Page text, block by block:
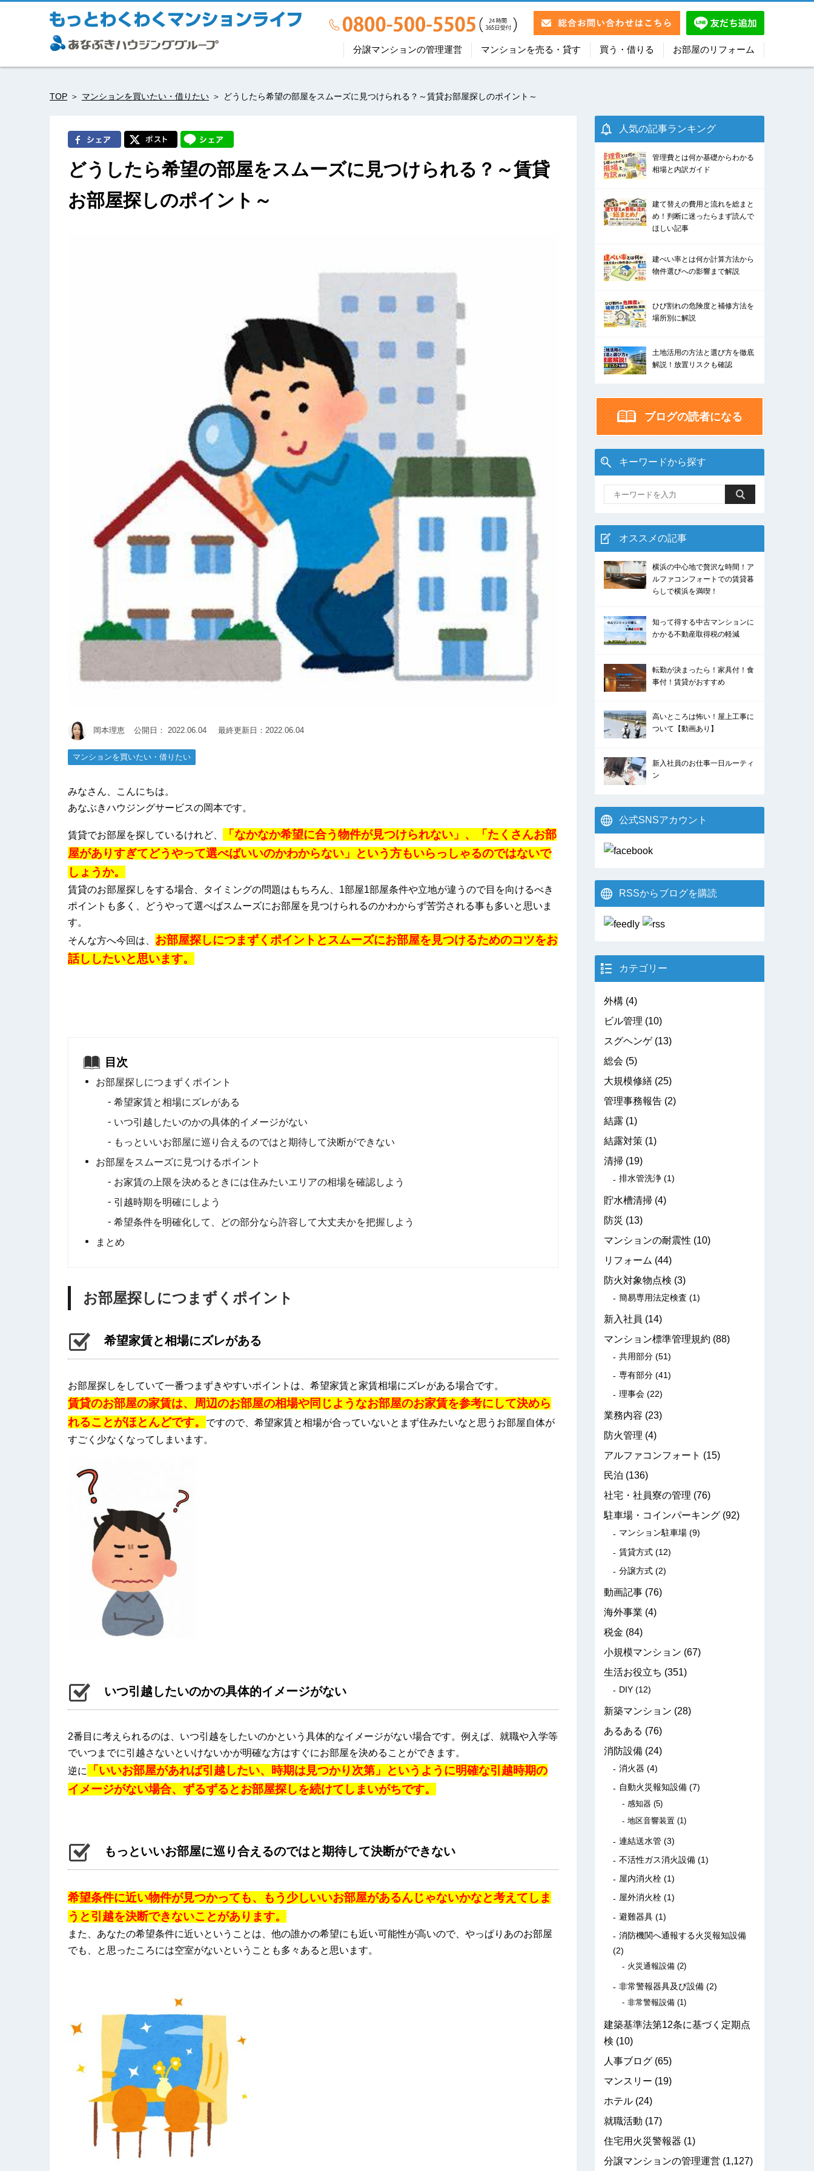
分譲マンションの管理運営 マンションを売る・貸す 買う・借りる お部屋のリフォーム
TOP マンションを買いたい・借りたい どうしたら希望の部屋をスムーズに見つけられる？～賃貸お部屋探しのポイント～
どうしたら希望の部屋をスムーズに見つけられる？～賃貸
お部屋探しのポイント～
岡本理恵 公開日： 2022.06.04 最終更新日：2022.06.04
マンションを買いたい・借りたい
みなさん、こんにちは。
あなぶきハウジングサービスの岡本です。
賃貸でお部屋を探しているけれど、
「なかなか希望に合う物件が見つけられない」、「たくさんお部
屋がありすぎてどうやって選べばいいのかわからない」という方もいらっしゃるのではないで
しょうか。
賃貸のお部屋探しをする場合、タイミングの問題はもちろん、1部屋1部屋条件や立地が違うので目を向けるべき
ポイントも多く、どうやって選べばスムーズにお部屋を見つけられるのかわからず苦労される事も多いと思いま
す。
そんな方へ今回は、 お部屋探しにつまずくポイントとスムーズにお部屋を見つけるためのコツをお
話ししたいと思います。
目次
お部屋探しにつまずくポイント
希望家賃と相場にズレがある
いつ引越したいのかの具体的イメージがない
もっといいお部屋に巡り合えるのではと期待して決断ができない
お部屋をスムーズに見つけるポイント
お家賃の上限を決めるときには住みたいエリアの相場を確認しよう
引越時期を明確にしよう
希望条件を明確化して、どの部分なら許容して大丈夫かを把握しよう
まとめ
お部屋探しにつまずくポイント
希望家賃と相場にズレがある
お部屋探しをしていて一番つまずきやすいポイントは、希望家賃と家賃相場にズレがある場合です。
賃貸のお部屋の家賃は、周辺のお部屋の相場や同じようなお部屋のお家賃を参考にして決めら
れることがほとんどです。
ですので、希望家賃と相場が合っていないとまず住みたいなと思うお部屋自体が
すごく少なくなってしまいます。
いつ引越したいのかの具体的イメージがない
2番目に考えられるのは、いつ引越をしたいのかという具体的なイメージがない場合です。例えば、就職や入学等
でいつまでに引越さないといけないかが明確な方はすぐにお部屋を決めることができます。
逆に
「いいお部屋があれば引越したい、時期は見つかり次第」というように明確な引越時期の
イメージがない場合、ずるずるとお部屋探しを続けてしまいがちです。
もっといいお部屋に巡り合えるのではと期待して決断ができない
希望条件に近い物件が見つかっても、もう少しいいお部屋があるんじゃないかなと考えてしま
うと引越を決断できないことがあります。
また、あなたの希望条件に近いということは、他の誰かの希望にも近い可能性が高いので、やっぱりあのお部屋
でも、と思ったころには空室がないということも多々あると思います。
人気の記事ランキング
管理費とは何か基礎からわかる
相場と内訳ガイド
建て替えの費用と流れを総まと
め！判断に迷ったらまず読んで
ほしい記事
建ぺい率とは何か計算方法から
物件選びへの影響まで解説
ひび割れの危険度と補修方法を
場所別に解説
土地活用の方法と選び方を徹底
解説！放置リスクも確認
ブログの読者になる
キーワードから探す
オススメの記事
横浜の中心地で贅沢な時間！ア
ルファコンフォートでの賃貸暮
らしで横浜を満喫！
知って得する中古マンションに
かかる不動産取得税の軽減
転勤が決まったら！家具付！食
事付！賃貸がおすすめ
高いところは怖い！屋上工事に
ついて【動画あり】
新入社員のお仕事一日ルーティ
ン
公式SNSアカウント
RSSからブログを購読
カテゴリー
外構 (4)
ビル管理 (10)
スグヘンゲ(13)
総会 (5)
大規模修繕 (25)
管理事務報告 (2)
結露 (1)
結露対策 (1)
清掃 (19)
排水管洗浄 (1)
貯水槽清掃 (4)
防災 (13)
マンションの耐震性 (10)
リフォーム (44)
防火対象物点検 (3)
簡易専用法定検査 (1)
新入社員 (14)
マンション標準管理規約 (88)
共用部分 (51)
専有部分 (41)
理事会 (22)
業務内容 (23)
防火管理 (4)
アルファコンフォート (15)
民泊 (136)
社宅・社員寮の管理 (76)
駐車場・コインパーキング (92)
マンション駐車場 (9)
賃貸方式 (12)
分譲方式 (2)
動画記事 (76)
海外事業 (4)
税金 (84)
小規模マンション (67)
生活お役立ち (351)
DIY (12)
新築マンション (28)
あるある (76)
消防設備 (24)
消火器 (4)
自動火災報知設備 (7)
感知器 (5)
地区音響装置 (1)
連結送水管 (3)
不活性ガス消火設備 (1)
屋内消火栓 (1)
屋外消火栓 (1)
避難器具 (1)
消防機関へ通報する火災報知設備
(2)
火災通報設備 (2)
非常警報器具及び設備 (2)
非常警報設備 (1)
建築基準法第12条に基づく定期点
検 (10)
人事ブログ (65)
マンスリー (19)
ホテル (24)
就職活動 (17)
住宅用火災警報器 (1)
分譲マンションの管理運営 (1,127)